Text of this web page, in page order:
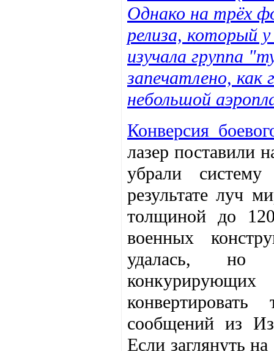
Однако на трёх
релиза, который
изучала группа
запечатлено, как
небольшой
Конверсия
лазер
убрали
результате луч
толщиной до
военных
удалась, но
сообщений из
Если заглянуть на